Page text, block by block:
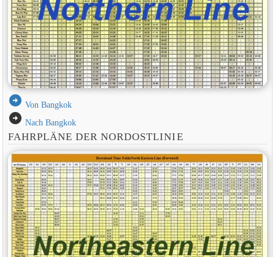
arrow_circle_right Von Bangkok
arrow_circle_right Nach Bangkok
FAHRPLÄNE DER NORDOSTLINIE